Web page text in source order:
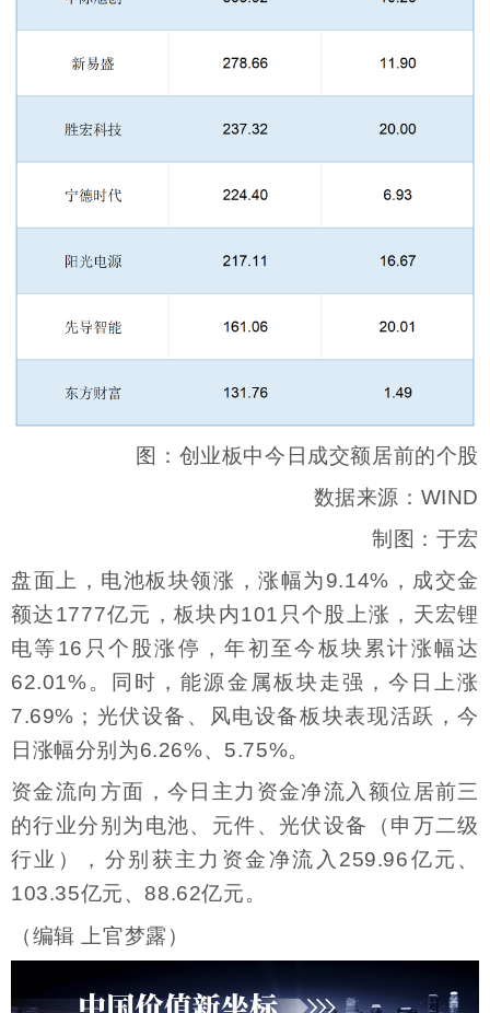
图：创业板中今日成交额居前的个股
数据来源：WIND
制图：于宏
盘面上，电池板块领涨，涨幅为9.14%，成交金
额达1777亿元，板块内101只个股上涨，天宏锂
电等16只个股涨停，年初至今板块累计涨幅达
62.01%。同时，能源金属板块走强，今日上涨
7.69%；光伏设备、风电设备板块表现活跃，今
日涨幅分别为6.26%、5.75%。
资金流向方面，今日主力资金净流入额位居前三
的行业分别为电池、元件、光伏设备（申万二级
行业），分别获主力资金净流入259.96亿元、
103.35亿元、88.62亿元。
（编辑 上官梦露）